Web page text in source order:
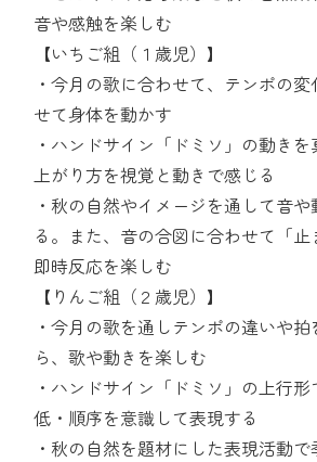
音や感触を楽しむ
【いちご組（１歳児）】
・今月の歌に合わせて、テンポの
せて身体を動かす
・ハンドサイン「ドミソ」の動き
上がり方を視覚と動きで感じる
・秋の自然やイメージを通して音
る。また、音の合図に合わせて「
即時反応を楽しむ
【りんご組（２歳児）】
・今月の歌を通しテンポの違いや
ら、歌や動きを楽しむ
・ハンドサイン「ドミソ」の上行
低・順序を意識して表現する
・秋の自然を題材にした表現活動